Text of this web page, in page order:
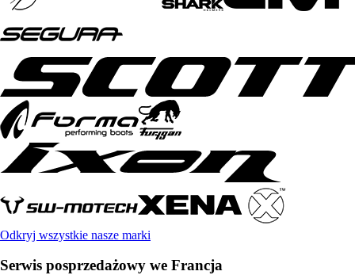
Odkryj wszystkie nasze marki
Serwis posprzedażowy we Francja